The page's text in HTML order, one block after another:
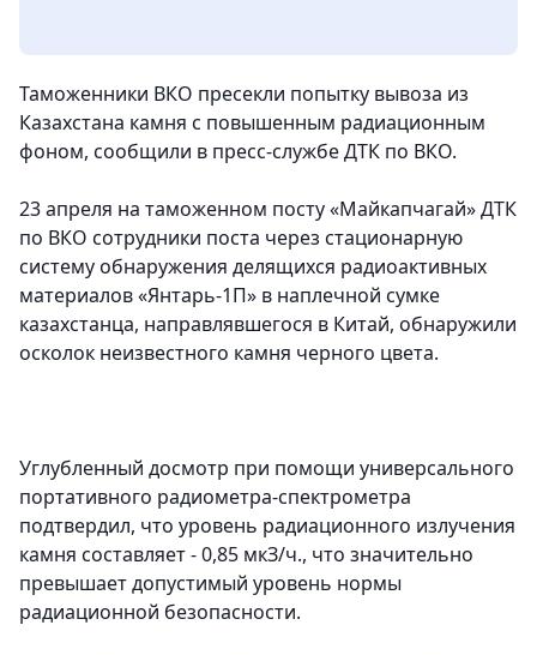
Таможенники ВКО пресекли попытку вывоза из
Казахстана камня с повышенным радиационным
фоном, сообщили в пресс-службе ДТК по ВКО.
23 апреля на таможенном посту «Майкапчагай» ДТК
по ВКО сотрудники поста через стационарную
систему обнаружения делящихся радиоактивных
материалов «Янтарь-1П» в наплечной сумке
казахстанца, направлявшегося в Китай, обнаружили
осколок неизвестного камня черного цвета.
Углубленный досмотр при помощи универсального
портативного радиометра-спектрометра
подтвердил, что уровень радиационного излучения
камня составляет - 0,85 мкЗ/ч., что значительно
превышает допустимый уровень нормы
радиационной безопасности.